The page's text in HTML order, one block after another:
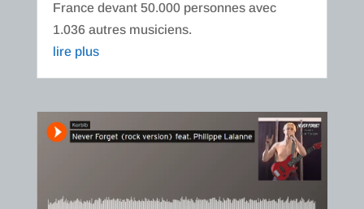
France devant 50.000 personnes avec
1.036 autres musiciens.
lire plus